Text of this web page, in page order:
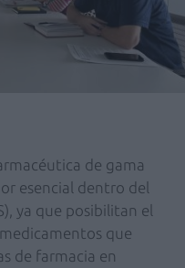
de gama
esencial dentro del
ya que posibilitan el
que
de farmacia en